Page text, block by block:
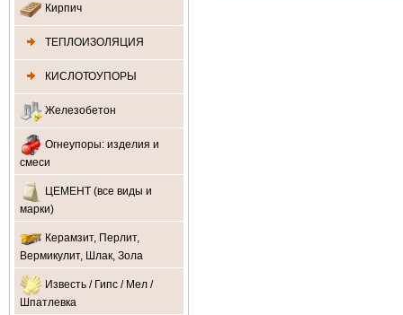
Кирпич
ТЕПЛОИЗОЛЯЦИЯ
КИСЛОТОУПОРЫ
Железобетон
Огнеупоры: изделия и
смеси
ЦЕМЕНТ (все виды и
марки)
Керамзит, Перлит,
Вермикулит, Шлак, Зола
Известь / Гипс / Мел /
Шпатлевка